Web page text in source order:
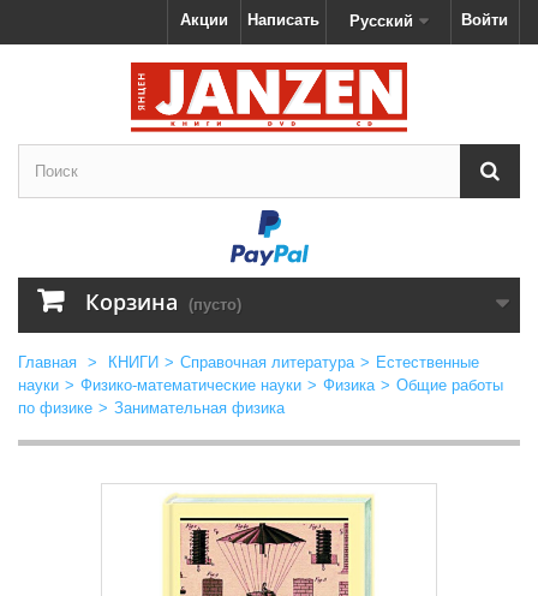
Войти
Русский
Написать
Акции
Корзина (пусто)
Главная > КНИГИ > Справочная литература > Естественные
науки > Физико-математические науки > Физика > Общие работы
по физике > Занимательная физика